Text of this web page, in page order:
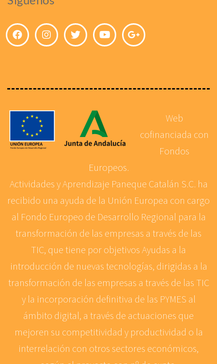
Web
cofinanciada con
Fondos
Europeos.
Actividades y Aprendizaje Paneque Catalán S.C. ha
recibido una ayuda de la Unión Europea con cargo
al Fondo Europeo de Desarrollo Regional para la
transformación de las empresas a través de las
TIC, que tiene por objetivos Ayudas a la
introducción de nuevas tecnologías, dirigidas a la
transformación de las empresas a través de las TIC
y la incorporación definitiva de las PYMES al
ámbito digital, a través de actuaciones que
mejoren su competitividad y productividad o la
interrelación con otros sectores económicos,